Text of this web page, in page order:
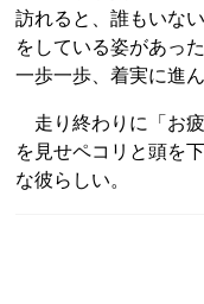
訪れると、誰もいな
をしている姿があっ
一歩一歩、着実に進
走り終わりに「お
を見せペコリと頭を
な彼らしい。